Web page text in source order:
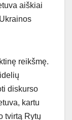
aiškiai
reikšmę.
diskurso
kartu
tvirtą Rytų